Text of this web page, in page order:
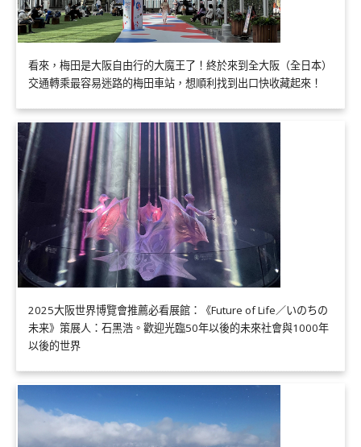
看來，梅田是大阪自由行的大魔王了！終於來到全大阪（全日本）
交通轉乘最容易迷路的梅田車站，想順利找到出口快收藏起來！
2025大阪世界博覽會推薦必看展館：《Future of Life／いのちの
未来》策展人：石黑浩。歡迎光臨50年以後的未來社會與1000年
以後的世界